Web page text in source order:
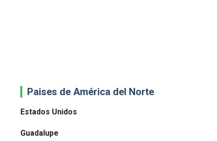
Paises de América del Norte
Estados Unidos
Guadalupe